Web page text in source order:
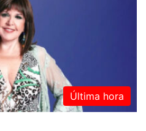
Última hora